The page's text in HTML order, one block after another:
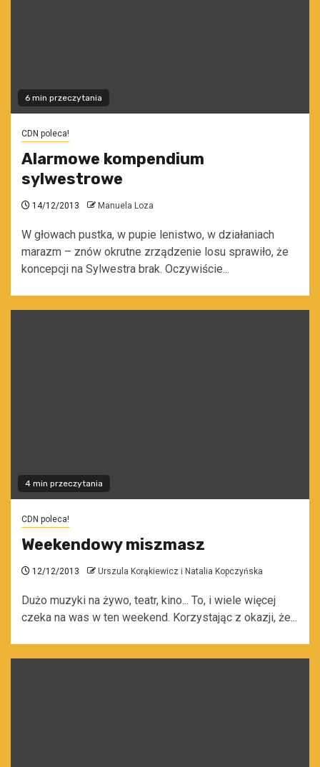
6 min przeczytania
CDN poleca!
Alarmowe kompendium
sylwestrowe
14/12/2013 Manuela Loza
W głowach pustka, w pupie lenistwo, w działaniach
marazm – znów okrutne zrządzenie losu sprawiło, że
koncepcji na Sylwestra brak. Oczywiście...
4 min przeczytania
CDN poleca!
Weekendowy miszmasz
12/12/2013 Urszula Korąkiewicz i Natalia Kopczyńska
Dużo muzyki na żywo, teatr, kino... To, i wiele więcej
czeka na was w ten weekend. Korzystając z okazji, że...